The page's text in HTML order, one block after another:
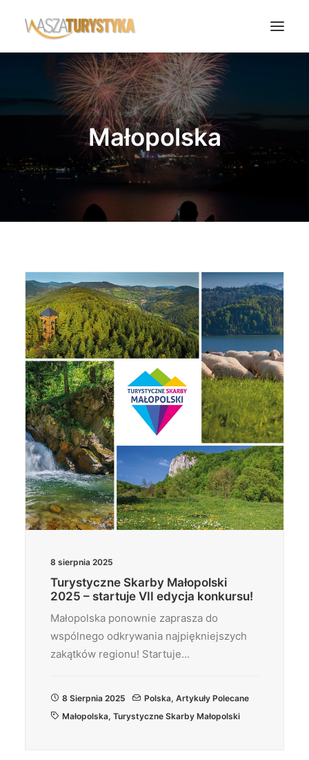
Księga wspomnień
Biura podróży
Noclegi
Polska
Świat
Wasze Podróże
Wyszukiwanie
Małopolska
8 sierpnia 2025
Turystyczne Skarby Małopolski
2025 – startuje VII edycja konkursu!
Małopolska ponownie zaprasza do
wspólnego odkrywania najpiękniejszych
zakątków regionu! Startuje…
8 Sierpnia 2025 Polska, Artykuły Polecane
Małopolska, Turystyczne Skarby Małopolski